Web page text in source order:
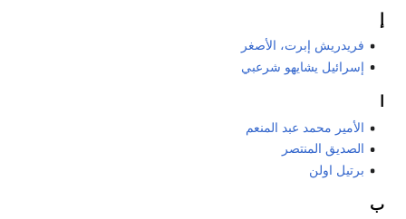
إ
فريدريش إبرت، الأصغر
إسرائيل يشايهو شرعبي
الأمير محمد عبد المنعم
الصديق المنتصر
برتيل اولن
ب